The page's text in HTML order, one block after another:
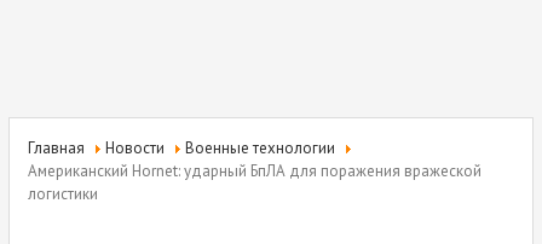
Главная Новости
Военные технологии
Американский Hornet: ударный БпЛА для поражения вражеской
логистики